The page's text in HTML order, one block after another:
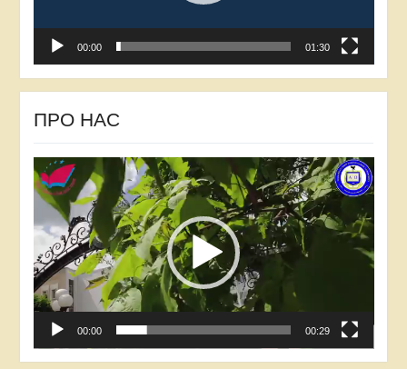
00:00 01:30
ПРО НАС
Відеопрогравач
00:00 00:29